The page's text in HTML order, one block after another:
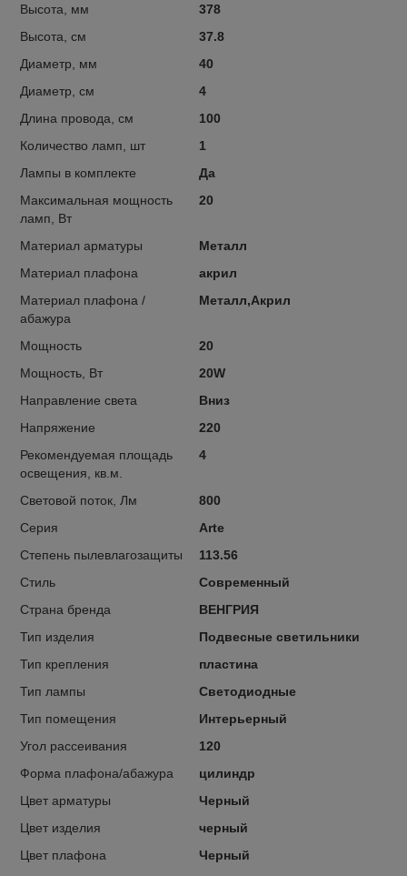
Высота, мм
378
Высота, см
37.8
Диаметр, мм
40
Диаметр, см
4
Длина провода, см
100
Количество ламп, шт
1
Лампы в комплекте
Да
Максимальная мощность
ламп, Вт
20
Материал арматуры
Металл
Материал плафона
акрил
Материал плафона /
абажура
Металл,Акрил
Мощность
20
Мощность, Вт
20W
Направление света
Вниз
Напряжение
220
Рекомендуемая площадь
освещения, кв.м.
4
Световой поток, Лм
800
Серия
Arte
Степень пылевлагозащиты
113.56
Стиль
Современный
Страна бренда
ВЕНГРИЯ
Тип изделия
Подвесные светильники
Тип крепления
пластина
Тип лампы
Светодиодные
Тип помещения
Интерьерный
Угол рассеивания
120
Форма плафона/абажура
цилиндр
Цвет арматуры
Черный
Цвет изделия
черный
Цвет плафона
Черный